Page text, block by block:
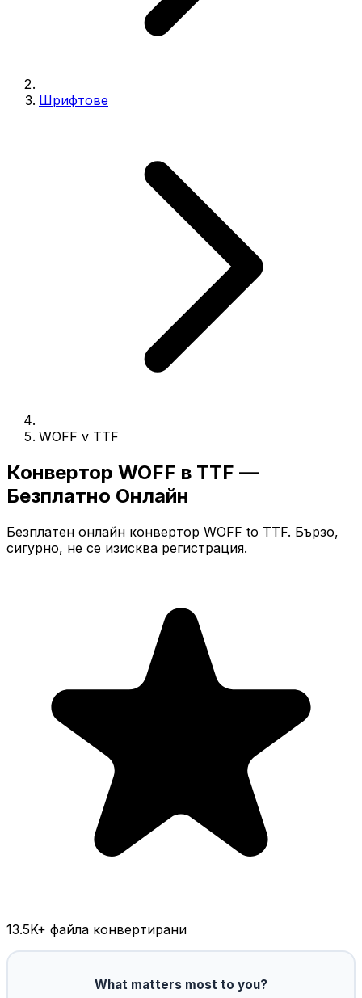
Шрифтове
WOFF v TTF
Конвертор WOFF в TTF —
Безплатно Онлайн
Безплатен онлайн конвертор WOFF to TTF. Бързо,
сигурно, не се изисква регистрация.
13.5K+ файла конвертирани
What matters most to you?